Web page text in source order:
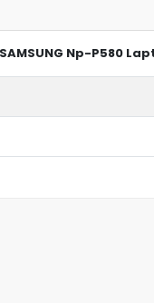
Np-P580